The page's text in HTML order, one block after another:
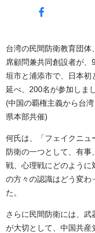
台湾の民間防衛教育団体
席顧問兼共同創設者が
垣市と浦添市で、日本初
延べ、200名が参加しまし
(中国の覇権主義から台
県本部共催)
何氏は、「フェイクニュ
防衛の一つとして、有
戦、心理戦にどのように
の方々の認識はどう変わ
た。
さらに民間防衛には、武
が大切として、中国共